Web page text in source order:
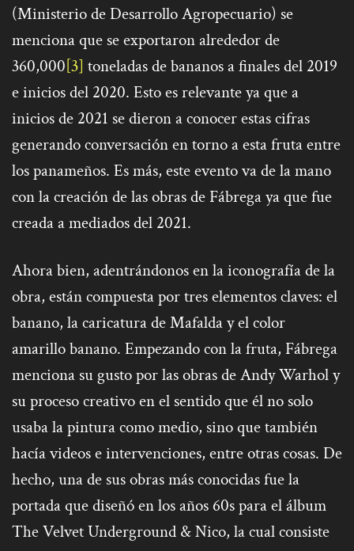
(Ministerio de Desarrollo Agropecuario) se
menciona que se exportaron alrededor de
360,000[3] toneladas de bananos a finales del 2019
e inicios del 2020. Esto es relevante ya que a
inicios de 2021 se dieron a conocer estas cifras
generando conversación en torno a esta fruta entre
los panameños. Es más, este evento va de la mano
con la creación de las obras de Fábrega ya que fue
creada a mediados del 2021.
Ahora bien, adentrándonos en la iconografía de la
obra, están compuesta por tres elementos claves: el
banano, la caricatura de Mafalda y el color
amarillo banano. Empezando con la fruta, Fábrega
menciona su gusto por las obras de Andy Warhol y
su proceso creativo en el sentido que él no solo
usaba la pintura como medio, sino que también
hacía videos e intervenciones, entre otras cosas. De
hecho, una de sus obras más conocidas fue la
portada que diseñó en los años 60s para el álbum
The Velvet Underground & Nico, la cual consiste